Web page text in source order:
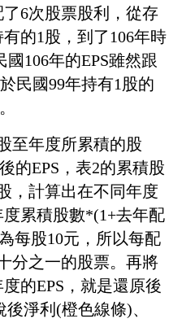
6次股票股利，從存
的1股，到了106年時
106年的EPS雖然跟
民國99年持有1股的
至年度所累積的股
的EPS，表2的累積股
，計算出在不同年度
累積股數*(1+去年配
每股10元，所以每配
分之一的股票。再將
的EPS，就是還原後
淨利(橙色線條)、